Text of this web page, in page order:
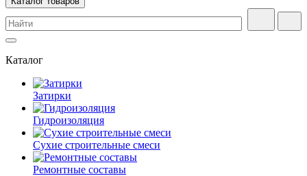
Каталог
Затирки
Гидроизоляция
Сухие строительные смеси
Ремонтные составы